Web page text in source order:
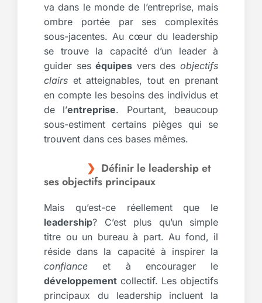
va dans le monde de l’entreprise, mais
ombre portée par ses complexités
sous-jacentes. Au cœur du leadership
se trouve la capacité d’un leader à
guider seséquipes vers desobjectifs
clairs et atteignables, tout en prenant
en compte les besoins des individus et
de l’entreprise. Pourtant, beaucoup
sous-estiment certains pièges qui se
trouvent dans ces bases mêmes.
Définir le leadership et
ses objectifs principaux
Mais qu’est-ce réellement que le
leadership? C’est plus qu’un simple
titre ou un bureau à part. Au fond, il
réside dans la capacité à inspirer la
confiance et à encourager le
développement collectif. Les objectifs
principaux du leadership incluent la